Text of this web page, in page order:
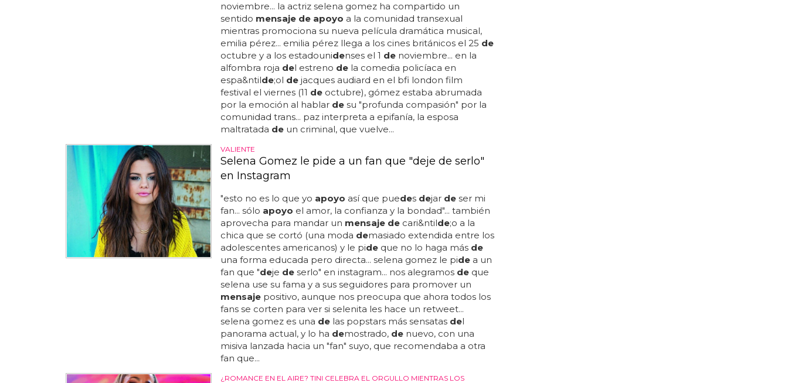
noviembre... la actriz selena gomez ha compartido un
sentido mensaje de apoyo a la comunidad transexual
mientras promociona su nueva película dramática musical,
emilia pérez... emilia pérez llega a los cines británicos el 25 de
octubre y a los estadounidenses el 1 denoviembre... en la
alfombra roja del estreno dela comedia policíaca en
espa&ntilde;ol dejacques audiard en el bfi london film
festival el viernes (11 deoctubre), gómez estaba abrumada
por la emoción al hablar desu "profunda compasión" por la
comunidad trans... paz interpreta a epifanía, la esposa
maltratada deun criminal, que vuelve...
VALIENTE
Selena Gomez le pide a un fan que "deje de serlo"
en Instagram
"esto no es lo que yo apoyo así que puedes dejar deser mi
fan... sólo apoyo el amor, la confianza y la bondad"... también
aprovecha para mandar un mensaje decari&ntilde;o a la
chica que se cortó (una moda demasiado extendida entre los
adolescentes americanos) y le pideque no lo haga más de
una forma educada pero directa... selena gomez le pidea un
fan que "deje deserlo" en instagram... nos alegramos deque
selena use su fama y a sus seguidores para promover un
mensajepositivo, aunque nos preocupa que ahora todos los
fans se corten para ver si selenita les hace un retweet...
selena gomez es una delas popstars más sensatas del
panorama actual, y lo ha demostrado, denuevo, con una
misiva lanzada hacia un "fan" suyo, que recomendaba a otra
fan que...
¿ROMANCE EN EL AIRE? TINI CELEBRA EL ORGULLO MIENTRAS LOS